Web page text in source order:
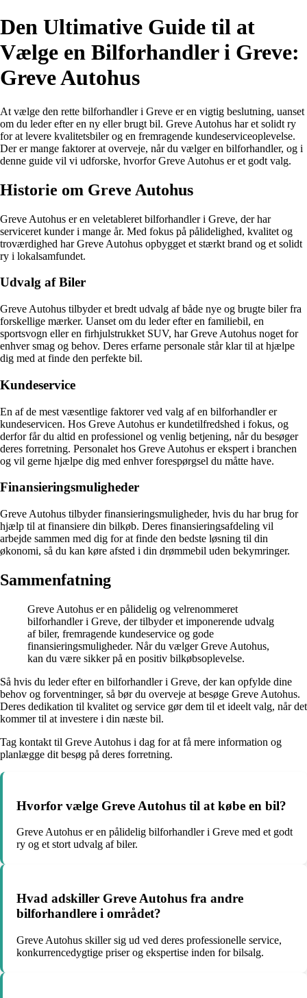
Den Ultimative Guide til at
Vælge en Bilforhandler i Greve:
Greve Autohus
At vælge den rette bilforhandler i Greve er en vigtig beslutning, uanset
om du leder efter en ny eller brugt bil. Greve Autohus har et solidt ry
for at levere kvalitetsbiler og en fremragende kundeserviceoplevelse.
Der er mange faktorer at overveje, når du vælger en bilforhandler, og i
denne guide vil vi udforske, hvorfor Greve Autohus er et godt valg.
Historie om Greve Autohus
Greve Autohus er en veletableret bilforhandler i Greve, der har
serviceret kunder i mange år. Med fokus på pålidelighed, kvalitet og
troværdighed har Greve Autohus opbygget et stærkt brand og et solidt
ry i lokalsamfundet.
Udvalg af Biler
Greve Autohus tilbyder et bredt udvalg af både nye og brugte biler fra
forskellige mærker. Uanset om du leder efter en familiebil, en
sportsvogn eller en firhjulstrukket SUV, har Greve Autohus noget for
enhver smag og behov. Deres erfarne personale står klar til at hjælpe
dig med at finde den perfekte bil.
Kundeservice
En af de mest væsentlige faktorer ved valg af en bilforhandler er
kundeservicen. Hos Greve Autohus er kundetilfredshed i fokus, og
derfor får du altid en professionel og venlig betjening, når du besøger
deres forretning. Personalet hos Greve Autohus er ekspert i branchen
og vil gerne hjælpe dig med enhver forespørgsel du måtte have.
Finansieringsmuligheder
Greve Autohus tilbyder finansieringsmuligheder, hvis du har brug for
hjælp til at finansiere din bilkøb. Deres finansieringsafdeling vil
arbejde sammen med dig for at finde den bedste løsning til din
økonomi, så du kan køre afsted i din drømmebil uden bekymringer.
Sammenfatning
Greve Autohus er en pålidelig og velrenommeret
bilforhandler i Greve, der tilbyder et imponerende udvalg
af biler, fremragende kundeservice og gode
finansieringsmuligheder. Når du vælger Greve Autohus,
kan du være sikker på en positiv bilkøbsoplevelse.
Så hvis du leder efter en bilforhandler i Greve, der kan opfylde dine
behov og forventninger, så bør du overveje at besøge Greve Autohus.
Deres dedikation til kvalitet og service gør dem til et ideelt valg, når det
kommer til at investere i din næste bil.
Tag kontakt til Greve Autohus i dag for at få mere information og
planlægge dit besøg på deres forretning.
Hvorfor vælge Greve Autohus til at købe en bil?
Greve Autohus er en pålidelig bilforhandler i Greve med et godt
ry og et stort udvalg af biler.
Hvad adskiller Greve Autohus fra andre
bilforhandlere i området?
Greve Autohus skiller sig ud ved deres professionelle service,
konkurrencedygtige priser og ekspertise inden for bilsalg.